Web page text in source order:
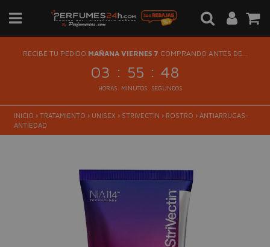
RECIBE TU PEDIDO MAÑANA VIERNES 7 COMPRANDO ANTES DE...
03 : 55 : 48
HORAS MINUTOS SEGUNDOS
INICIO › TRATAMIENTO › UNISEX › STRIVECTIN › ROSTRO › ANTIARRUGAS-
ANTIEDAD